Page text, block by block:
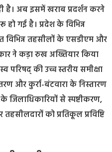
है। अब इसमें खराब प्रदर्शन करने
हो गई है। प्रदेश के विभिन्न
विभिन्न तहसीलों के एसडीएम और
ने कड़ा रुख अख्तियार किया
परिषद् की उच्च स्तरीय समीक्षा
और कुर्रा-बंटवारा के निस्तारण
जिलाधिकारियों से स्पष्टीकरण,
को प्रतिकूल प्रविष्टि